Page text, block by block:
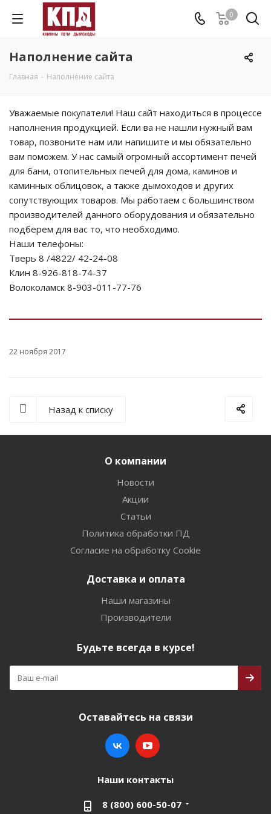
0
Наполнение сайта
Главная - Наполнение сайта
Уважаемые покупатели! Наш сайт находиться в процессе
наполнения продукцией. Если ва не нашли нужный вам
товар, позвоните нам или напишите и мы обязательно
вам поможем. У нас самый огромный ассортимент печей
для бани, отопительных печей для дома, каминов и
каминных облицовок, а также дымоходов и других
сопутствующих товаров. Мы работаем с большинством
производителей данного оборудования и обязательно
подберем для вас то, что необходимо.
Наши телефоны:
Тверь 8 /4822/ 42-24-08
Клин 8-926-818-74-37
Волоколамск 8-903-011-77-76
22 ноября 2017
Назад к списку
О компании
Новости
Акции
Статьи
Политика обработки ПД
Согласие на обработку Cookie
Доставка и оплата
Наши магазины
Производители
Будьте всегда в курсе!
Оставайтесь на связи
Наши контакты
8 (800) 600-50-07